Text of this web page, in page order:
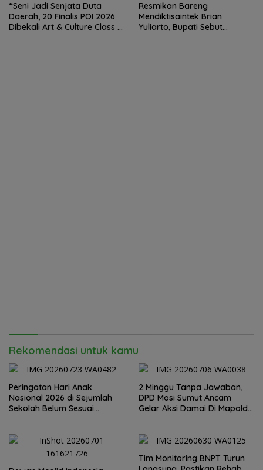
“Seni Jadi Senjata Duta
Daerah, 20 Finalis POI 2026
Dibekali Art & Culture Class di
Resmikan Bareng
Mendiktisaintek Brian
Yuliarto, Bupati Sebut
Rekomendasi untuk kamu
Peringatan Hari Anak
Nasional 2026 di Sejumlah
Sekolah Belum Sesuai
2 Minggu Tanpa Jawaban,
DPD Mosi Sumut Ancam
Gelar Aksi Damai Di Mapolda
Sumut Irjen Whisnu
Tim Monitoring BNPT Turun